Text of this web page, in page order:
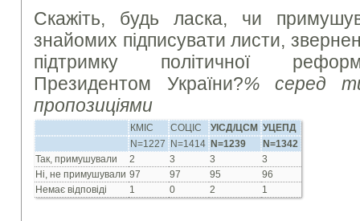
Скажіть, будь ласка, чи
знайомих підписувати листи,
підтримку політичної
Президентом України?% серед
пропозиціями
КМІС СОЦІС УІСД/ЦСМ
УЦЕПД
N=1227
N=1414 N=1239
N=1342
Так, примушували
2 3 3
3
Ні, не примушували 97 97 95
96
Немає відповіді
1 0 2 1